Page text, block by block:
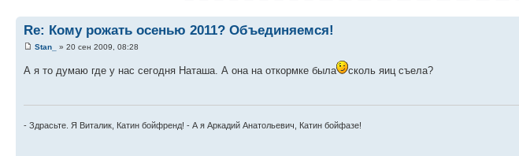
Re: Кому рожать осенью 2011? Объединяемся!
Stan_ » 20 сен 2009, 08:28
А я то думаю где у нас сегодня Наташа. А она на откормке была сколь яиц съела?
- Здрасьте. Я Виталик, Катин бойфренд! - А я Аркадий Анатольевич, Катин бойфазе!